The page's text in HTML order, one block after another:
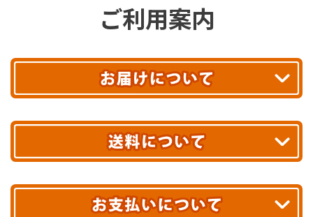
ご利用案内
最短翌日お届け!
あす着エリアが対象です。
エリアやお届け日の確認はこちら▶
※ 配送業者による配送遅延が生じる可能性がございます。
送料無料!